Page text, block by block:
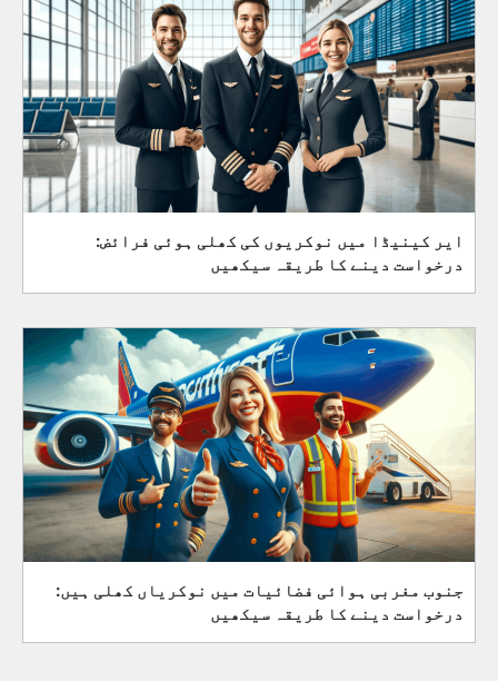
ایر کینیڈا میں نوکریوں کی کھلی ہوئی فرائض:
درخواست دینے کا طریقہ سیکھیں
جنوب مغربی ہوائی فضائیات میں نوکریاں کھلی ہیں:
درخواست دینے کا طریقہ سیکھیں